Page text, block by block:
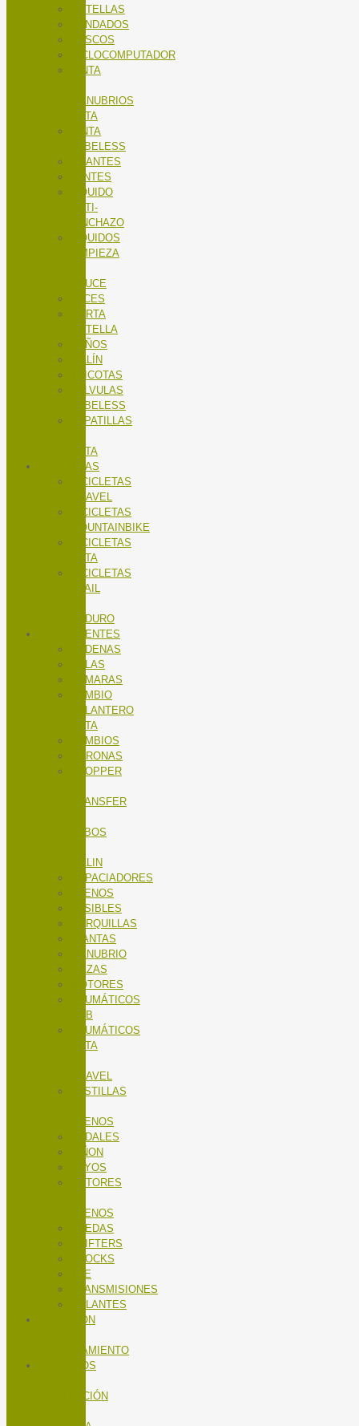
BOTELLAS
CANDADOS
CASCOS
CICLOCOMPUTADOR
CINTA
MANUBRIOS
RUTA
CINTA
TUBELESS
GUANTES
LENTES
LÍQUIDO
ANTI-
PINCHAZO
LÍQUIDOS
LIMPIEZA
SAUCE
LUCES
PORTA
BOTELLA
PUÑOS
SILLÍN
TRICOTAS
VALVULAS
TUBELESS
ZAPATILLAS
RUTA
BICICLETAS
BICICLETAS
GRAVEL
BICICLETAS
MOUNTAINBIKE
BICICLETAS
RUTA
BICICLETAS
TRAIL
ENDURO
COMPONENTES
CADENAS
CALAS
CÁMARAS
CAMBIO
DELANTERO
RUTA
CAMBIOS
CORONAS
DROPPER
TRANSFER
TUBOS
SILLIN
ESPACIADORES
FRENOS
FUSIBLES
HORQUILLAS
LLANTAS
MANUBRIO
MAZAS
MOTORES
NEUMÁTICOS
MTB
NEUMÁTICOS
RUTA
GRAVEL
PASTILLAS
FRENOS
PEDALES
PIÑON
RAYOS
ROTORES
FRENOS
RUEDAS
SHIFTERS
SHOCKS
TEE
TRANSMISIONES
VOLANTES
NUTRICIÓN
ENTRENAMIENTO
SERVICIOS
MANTENCIÓN